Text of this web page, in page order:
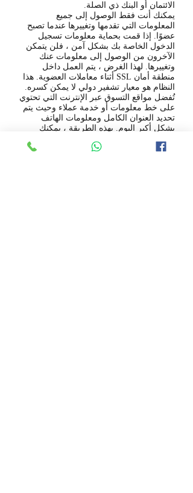
الائتمان أو البنك ذي الصلة.
يمكنك أنت فقط الوصول إلى جميع
المعلومات التي تقدمها وتغييرها عندما تصبح
عضوًا. إذا قمت بحماية معلومات تسجيل
الدخول الخاصة بك بشكل آمن ، فلن يتمكن
الآخرون من الوصول إلى معلومات عنك
وتغييرها. لهذا الغرض ، يتم العمل داخل
منطقة أمان SSL أثناء معاملات العضوية. هذا
النظام هو معيار تشفير دولي لا يمكن كسره.
تُفضل مواقع التسوق عبر الإنترنت التي تحتوي
على خط معلومات أو خدمة عملاء وحيث يتم
تحديد العنوان الكامل ومعلومات الهاتف
بشكل أكبر اليوم. بهذه الطريقة ، يمكنك
المشكلات التي تفكر فيها ، ويمكنك الحصول